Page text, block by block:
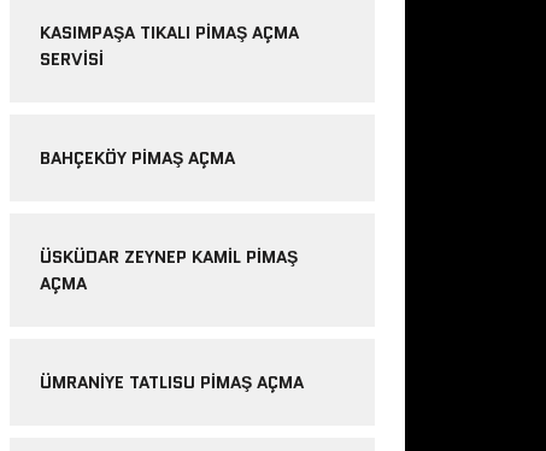
KASIMPAŞA TIKALI PIMAŞ AÇMA
SERVISI
BAHÇEKÖY PIMAŞ AÇMA
ÜSKÜDAR ZEYNEP KAMIL PIMAŞ
AÇMA
ÜMRANIYE TATLISU PIMAŞ AÇMA